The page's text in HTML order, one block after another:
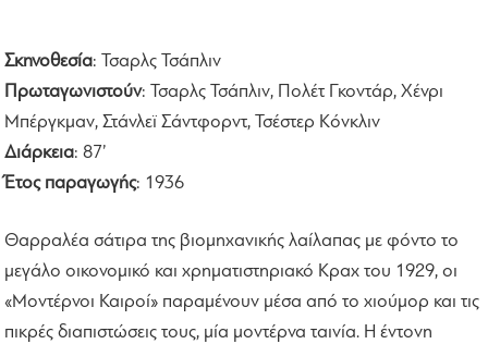
Σκηνοθεσία: Τσαρλς Τσάπλιν
Πρωταγωνιστούν: Τσαρλς Τσάπλιν, Πολέτ Γκοντάρ, Χένρι
Μπέργκμαν, Στάνλεϊ Σάντφορντ, Τσέστερ Κόνκλιν
Διάρκεια: 87’
Έτος παραγωγής: 1936
Θαρραλέα σάτιρα της βιομηχανικής λαίλαπας με φόντο το
μεγάλο οικονομικό και χρηματιστηριακό Κραχ του 1929, οι
«Μοντέρνοι Καιροί» παραμένουν μέσα από το χιούμορ και τις
πικρές διαπιστώσεις τους, μία μοντέρνα ταινία. Η έντονη